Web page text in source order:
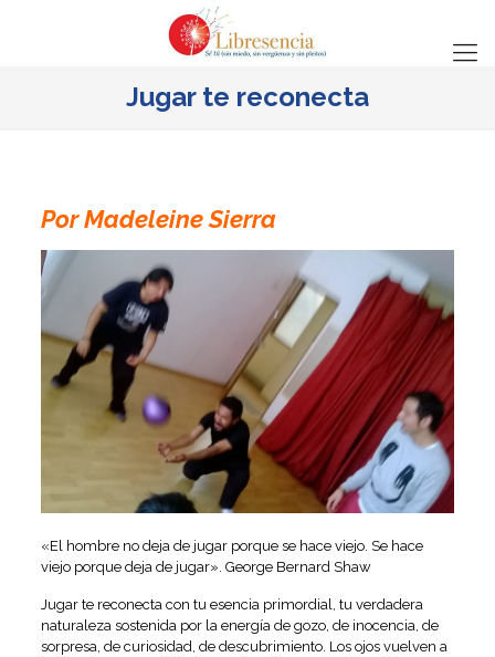
Jugar te reconecta
Por Madeleine Sierra
«El hombre no deja de jugar porque se hace viejo. Se hace
viejo porque deja de jugar». George Bernard Shaw
Jugar te reconecta con tu esencia primordial, tu verdadera
naturaleza sostenida por la energía de gozo, de inocencia, de
sorpresa, de curiosidad, de descubrimiento. Los ojos vuelven a